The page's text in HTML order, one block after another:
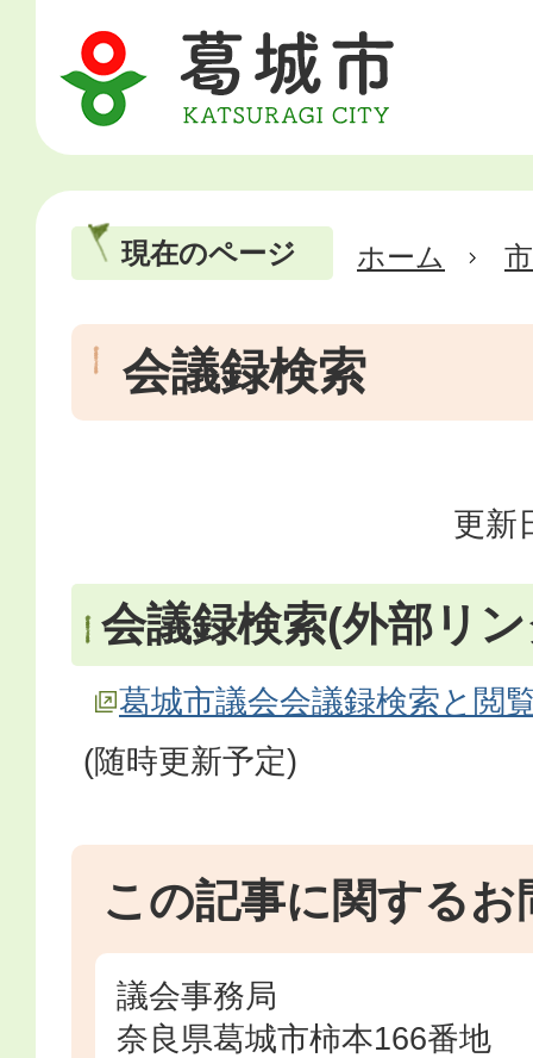
現在のページ ホーム
会議録検索
更新
会議録検索(外部リ
葛城市議会会議録検索と閲
(随時更新予定)
この記事に関するお
議会事務局
奈良県葛城市柿本166番地